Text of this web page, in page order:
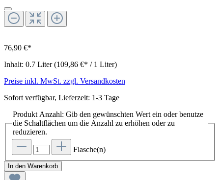
76,90 €*
Inhalt: 0.7 Liter(109,86 €* / 1 Liter)
Preise inkl. MwSt. zzgl. Versandkosten
Sofort verfügbar, Lieferzeit: 1-3 Tage
Produkt Anzahl: Gib den gewünschten Wert ein oder benutze
die Schaltflächen um die Anzahl zu erhöhen oder zu
reduzieren.
Flasche(n)
In den Warenkorb